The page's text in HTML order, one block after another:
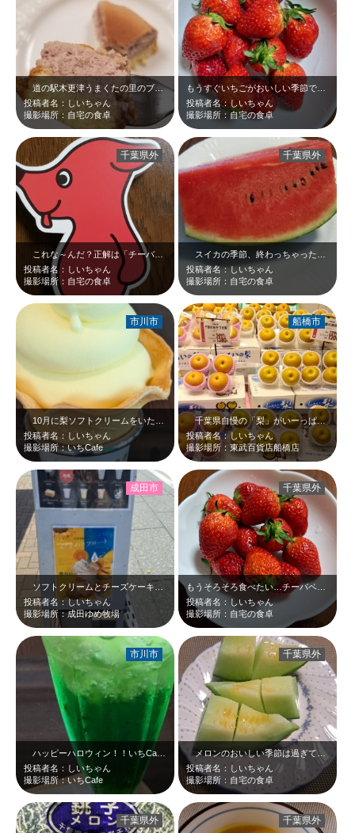
道の駅木更津うまくたの里のブルーベリーチーズケーキです。また食べたいな…。
投稿者名：しいちゃん
撮影場所：自宅の食卓
もうすぐいちごがおいしい季節ですね❤チーバベリーに会いたい❤
投稿者名：しいちゃん
撮影場所：自宅の食卓
これな～んだ？正解は「チーバくんチョコクランチ」です＼(^o^) ／メッセー…
投稿者名：しいちゃん
撮影場所：自宅の食卓
千葉県外
投稿者名：しいちゃん
撮影場所：自宅の食卓
千葉県外
投稿者名：しいちゃん
撮影場所：いちCafe
市川市
千葉県自慢の「梨」がいーっぱい＼(^o^) ／ものすごい量！！我ながら面白い…
投稿者名：しいちゃん
撮影場所：東武百貨店船橋店
船橋市
投稿者名：しいちゃん
撮影場所：成田ゆめ牧場
成田市
もうそろそろ食べたい…チーバベリー☆
投稿者名：しいちゃん
撮影場所：自宅の食卓
千葉県外
ハッピーハロウィン！！いちCafeの甘さ控えめバニラアイスを乗せたクリームソ…
投稿者名：しいちゃん
撮影場所：いちCafe
市川市
メロンのおいしい季節は過ぎてしまいましたが、飯岡メロンの美しさとおいしさは今…
投稿者名：しいちゃん
撮影場所：自宅の食卓
千葉県外
千葉県外 千葉県外